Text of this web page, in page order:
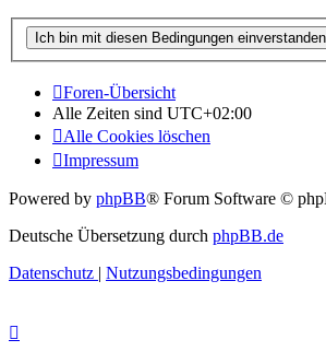
Foren-Übersicht
Alle Zeiten sind UTC+02:00
Alle Cookies löschen
Impressum
Powered by phpBB® Forum Software ©
Deutsche Übersetzung durch phpBB.de
Datenschutz | Nutzungsbedingungen